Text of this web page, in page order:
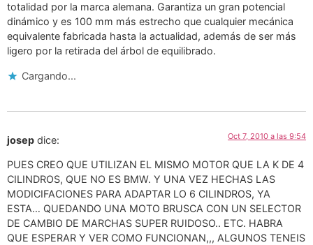
totalidad por la marca alemana. Garantiza un gran potencial
dinámico y es 100 mm más estrecho que cualquier mecánica
equivalente fabricada hasta la actualidad, además de ser más
ligero por la retirada del árbol de equilibrado.
Cargando...
josep dice: Oct 7, 2010 a las 9:54
PUES CREO QUE UTILIZAN EL MISMO MOTOR QUE LA K DE 4
CILINDROS, QUE NO ES BMW. Y UNA VEZ HECHAS LAS
MODICIFACIONES PARA ADAPTAR LO 6 CILINDROS, YA
ESTA… QUEDANDO UNA MOTO BRUSCA CON UN SELECTOR
DE CAMBIO DE MARCHAS SUPER RUIDOSO.. ETC. HABRA
QUE ESPERAR Y VER COMO FUNCIONAN,,, ALGUNOS TENEIS